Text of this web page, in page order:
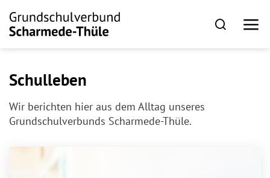
Schulleben
Wir berichten hier aus dem Alltag unseres
Grundschulverbunds Scharmede-Thüle.